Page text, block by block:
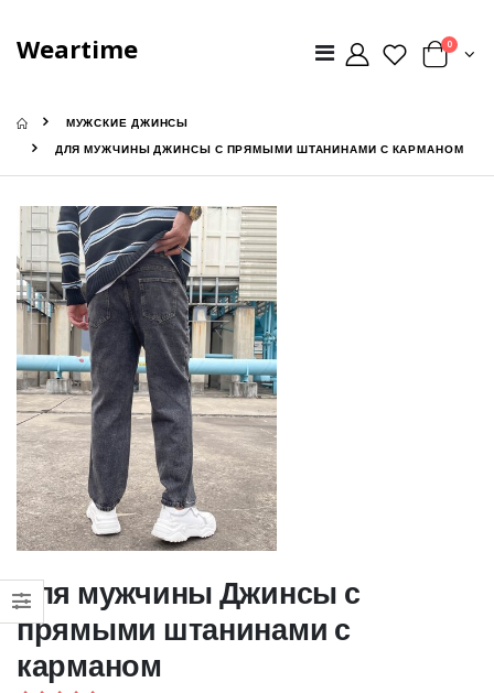
Weartime 0
МУЖСКИЕ ДЖИНСЫ
ДЛЯ МУЖЧИНЫ ДЖИНСЫ С ПРЯМЫМИ ШТАНИНАМИ С КАРМАНОМ
для мужчины Джинсы с
прямыми штанинами с
карманом